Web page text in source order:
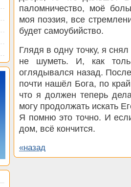
паломничество, моё
моя поэзия, все
будет самоубийство.
Глядя в одну точку, я
не шуметь. И, как
оглядывался назад.
почти нашёл Бога, по
что я должен теперь
могу продолжать искать
Я помню это точно. И
дом, всё кончится.
«назад